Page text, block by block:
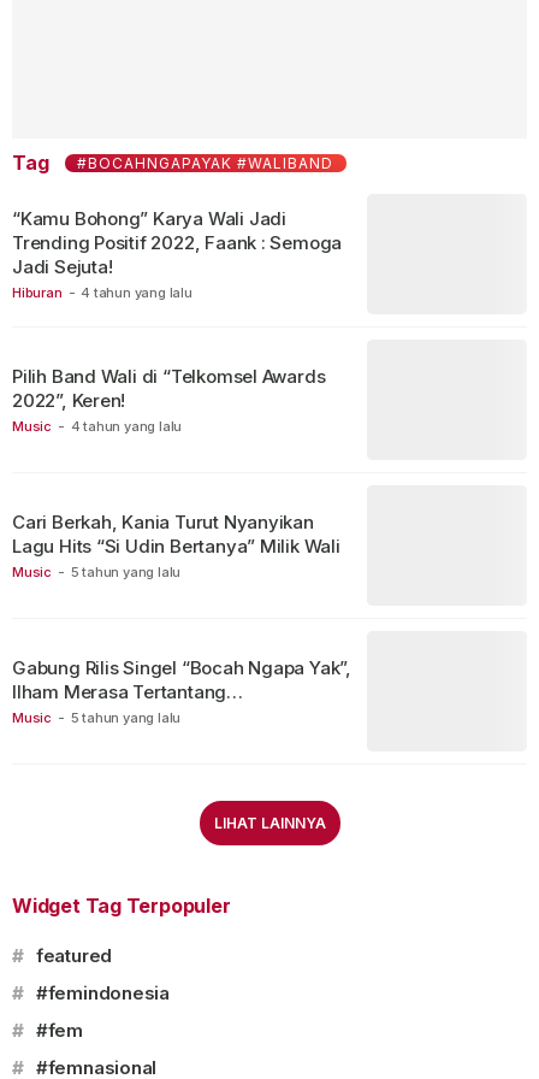
Tag #BOCAHNGAPAYAK #WALIBAND
Hiburan - 4 tahun yang lalu
“Kamu Bohong” Karya Wali Jadi
Trending Positif 2022, Faank : Semoga
Jadi Sejuta!
Music - 4 tahun yang lalu
Pilih Band Wali di “Telkomsel Awards
2022”, Keren!
Music - 5 tahun yang lalu
Cari Berkah, Kania Turut Nyanyikan
Lagu Hits “Si Udin Bertanya” Milik Wali
Music - 5 tahun yang lalu
Gabung Rilis Singel “Bocah Ngapa Yak”,
Ilham Merasa Tertantang…
LIHAT LAINNYA
Widget Tag Terpopuler
# featured
# #femindonesia
# #fem
# #femnasional